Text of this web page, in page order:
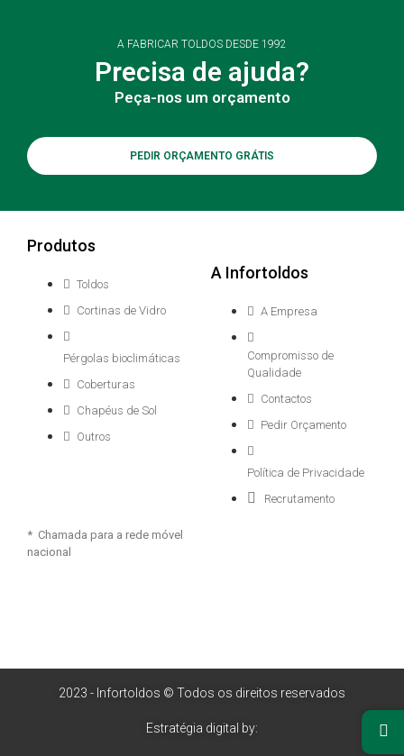
A FABRICAR TOLDOS DESDE 1992
Precisa de ajuda?
Peça-nos um orçamento
PEDIR ORÇAMENTO GRÁTIS
Produtos
Toldos
Cortinas de Vidro
Pérgolas bioclimáticas
Coberturas
Chapéus de Sol
Outros
A Infortoldos
A Empresa
Compromisso de
Qualidade
Contactos
Pedir Orçamento
Política de Privacidade
Recrutamento
* Chamada para a rede móvel
nacional
2023 - Infortoldos © Todos os direitos reservados
Estratégia digital by: